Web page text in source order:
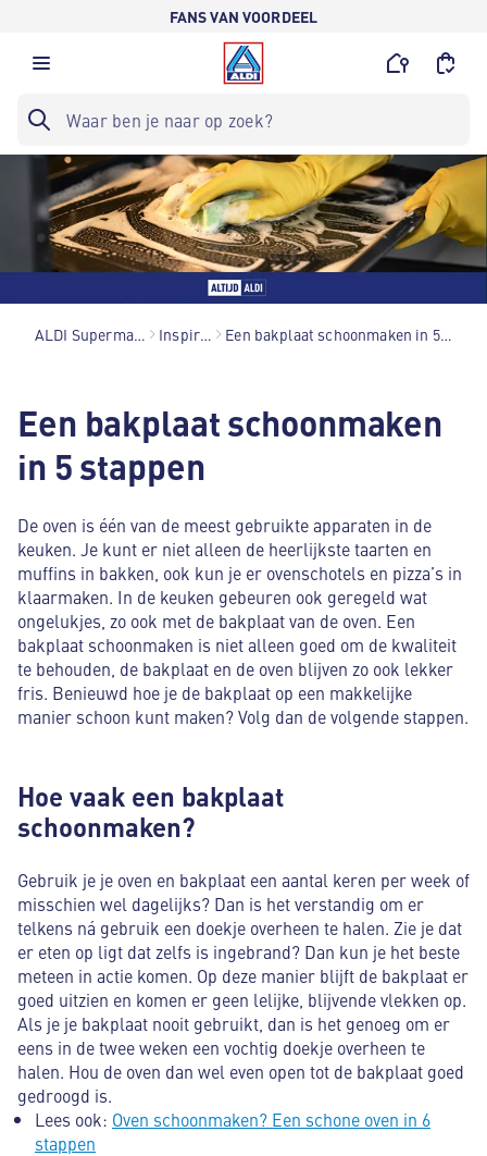
FANS VAN VOORDEEL
ALDI Supermarkten Inspiratie Een bakplaat schoonmaken in 5 stappen
Een bakplaat schoonmaken
in 5 stappen
De oven is één van de meest gebruikte apparaten in de
keuken. Je kunt er niet alleen de heerlijkste taarten en
muffins in bakken, ook kun je er ovenschotels en pizza’s in
klaarmaken. In de keuken gebeuren ook geregeld wat
ongelukjes, zo ook met de bakplaat van de oven. Een
bakplaat schoonmaken is niet alleen goed om de kwaliteit
te behouden, de bakplaat en de oven blijven zo ook lekker
fris. Benieuwd hoe je de bakplaat op een makkelijke
manier schoon kunt maken? Volg dan de volgende stappen.
Hoe vaak een bakplaat
schoonmaken?
Gebruik je je oven en bakplaat een aantal keren per week of
misschien wel dagelijks? Dan is het verstandig om er
telkens ná gebruik een doekje overheen te halen. Zie je dat
er eten op ligt dat zelfs is ingebrand? Dan kun je het beste
meteen in actie komen. Op deze manier blijft de bakplaat er
goed uitzien en komen er geen lelijke, blijvende vlekken op.
Als je je bakplaat nooit gebruikt, dan is het genoeg om er
eens in de twee weken een vochtig doekje overheen te
halen. Hou de oven dan wel even open tot de bakplaat goed
gedroogd is.
Lees ook: Oven schoonmaken? Een schone oven in 6
stappen